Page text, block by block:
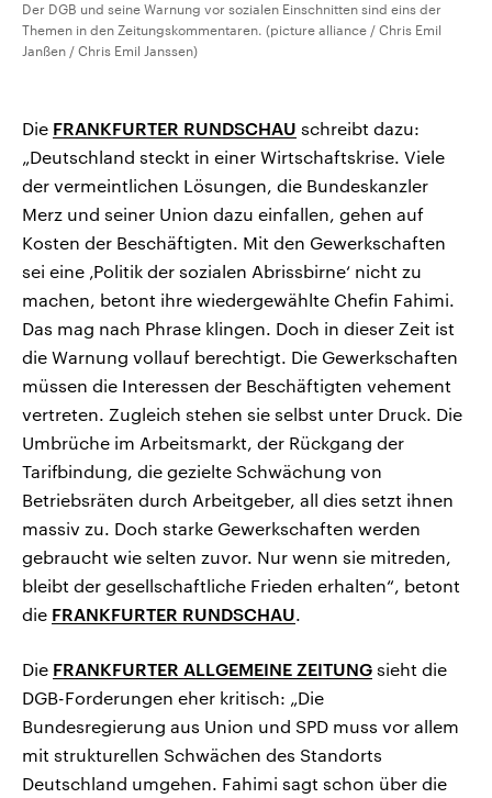
Der DGB und seine Warnung vor sozialen Einschnitten sind eins der
Themen in den Zeitungskommentaren. (picture alliance / Chris Emil
Janßen / Chris Emil Janssen)
Die FRANKFURTER RUNDSCHAU schreibt dazu:
„Deutschland steckt in einer Wirtschaftskrise. Viele
der vermeintlichen Lösungen, die Bundeskanzler
Merz und seiner Union dazu einfallen, gehen auf
Kosten der Beschäftigten. Mit den Gewerkschaften
sei eine ‚Politik der sozialen Abrissbirne‘ nicht zu
machen, betont ihre wiedergewählte Chefin Fahimi.
Das mag nach Phrase klingen. Doch in dieser Zeit ist
die Warnung vollauf berechtigt. Die Gewerkschaften
müssen die Interessen der Beschäftigten vehement
vertreten. Zugleich stehen sie selbst unter Druck. Die
Umbrüche im Arbeitsmarkt, der Rückgang der
Tarifbindung, die gezielte Schwächung von
Betriebsräten durch Arbeitgeber, all dies setzt ihnen
massiv zu. Doch starke Gewerkschaften werden
gebraucht wie selten zuvor. Nur wenn sie mitreden,
bleibt der gesellschaftliche Frieden erhalten“, betont
die FRANKFURTER RUNDSCHAU.
Die FRANKFURTER ALLGEMEINE ZEITUNG sieht die
DGB-Forderungen eher kritisch: „Die
Bundesregierung aus Union und SPD muss vor allem
mit strukturellen Schwächen des Standorts
Deutschland umgehen. Fahimi sagt schon über die